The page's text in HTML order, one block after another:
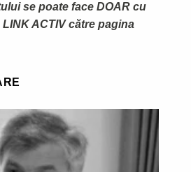
se poate face DOAR cu
ACTIV către pagina